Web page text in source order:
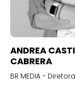
ANDREA
CABRERA
BR MEDIA -